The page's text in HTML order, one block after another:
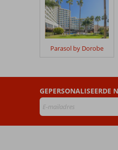
Parasol by Dorobe
GEPERSONALISEERDE